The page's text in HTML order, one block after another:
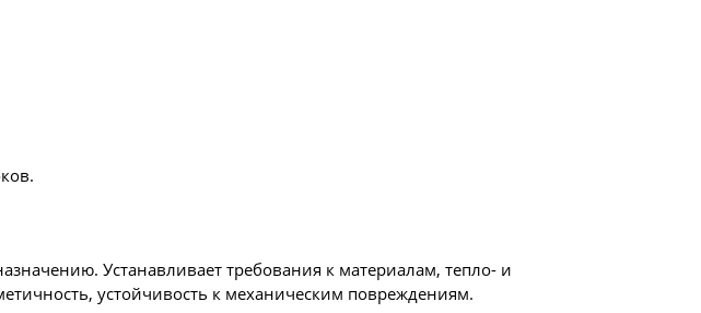
Устанавливает требования к материалам, тепло- и
устойчивость к механическим повреждениям.